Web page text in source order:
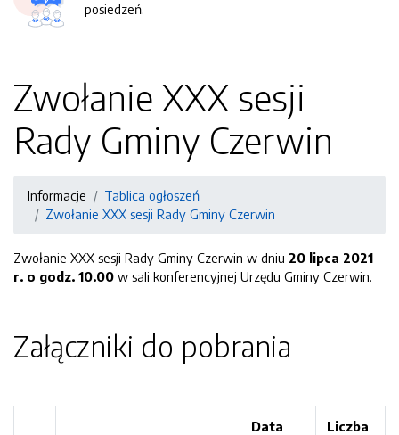
posiedzeń.
Zwołanie XXX sesji
Rady Gminy Czerwin
Informacje
Tablica ogłoszeń
Zwołanie XXX sesji Rady Gminy Czerwin
Zwołanie XXX sesji Rady Gminy Czerwin w dniu 20 lipca 2021
r. o godz. 10.00 w sali konferencyjnej Urzędu Gminy Czerwin.
Załączniki do pobrania
Data
Liczba